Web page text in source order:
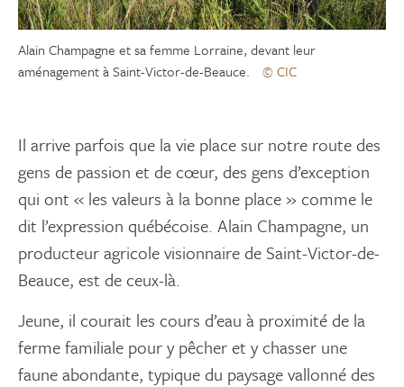
Alain Champagne et sa femme Lorraine, devant leur
aménagement à Saint-Victor-de-Beauce.
© CIC
Il arrive parfois que la vie place sur notre route des
gens de passion et de cœur, des gens d’exception
qui ont « les valeurs à la bonne place » comme le
dit l’expression québécoise. Alain Champagne, un
producteur agricole visionnaire de Saint-Victor-de-
Beauce, est de ceux-là.
Jeune, il courait les cours d’eau à proximité de la
ferme familiale pour y pêcher et y chasser une
faune abondante, typique du paysage vallonné des